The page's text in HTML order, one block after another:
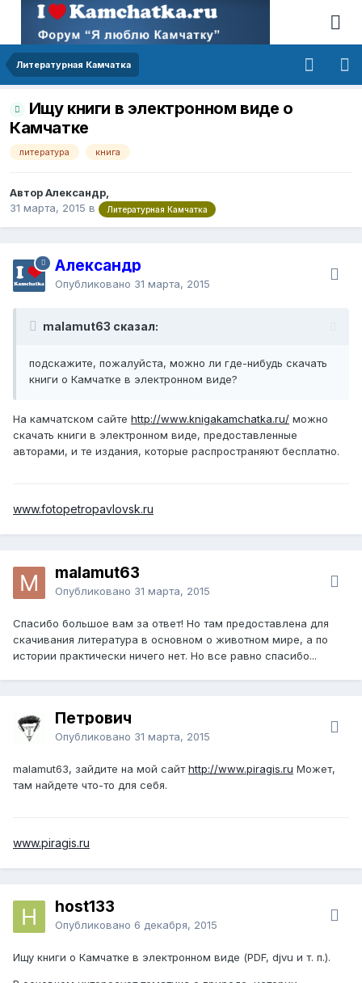
Литературная Камчатка
Ищу книги в электронном виде о
Камчатке
литература книга
Автор Александр,
31 марта, 2015 в Литературная Камчатка
Александр
Опубликовано 31 марта, 2015
malamut63 сказал:
подскажите, пожалуйста, можно ли где-нибудь скачать
книги о Камчатке в электронном виде?
На камчатском сайте http://www.knigakamchatka.ru/ можно
скачать книги в электронном виде, предоставленные
авторами, и те издания, которые распространяют бесплатно.
www.fotopetropavlovsk.ru
malamut63
Опубликовано 31 марта, 2015
Спасибо большое вам за ответ! Но там предоставлена для
скачивания литература в основном о животном мире, а по
истории практически ничего нет. Но все равно спасибо...
Петрович
Опубликовано 31 марта, 2015
malamut63, зайдите на мой сайтhttp://www.piragis.ru Может,
там найдете что-то для себя.
www.piragis.ru
host133
Опубликовано 6 декабря, 2015
Ищу книги о Камчатке в электронном виде (PDF, djvu и т. п.).